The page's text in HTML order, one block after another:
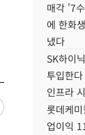
매각 '7
에 한화
냈다
SK하이
투입한
인프라
롯데케
업이익